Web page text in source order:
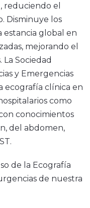
reduciendo el
Disminuye los
estancia global en
mejorando el
Sociedad
y Emergencias
ecografía clínica en
como
conocimientos
del abdomen,
de la Ecografía
de nuestra